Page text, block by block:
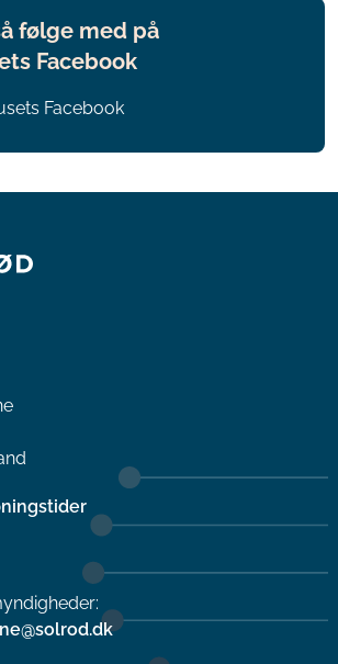
følge med på
Facebook
Facebook